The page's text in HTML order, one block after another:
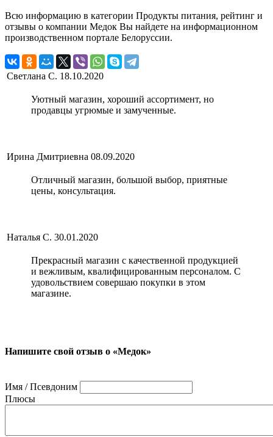
Всю информацию в категории Продукты питания, рейтинг и
отзывы о компании Медок Вы найдете на информационном
производственном портале Белоруссии.
Светлана С. 18.10.2020
Уютный магазин, хороший ассортимент, но
продавцы угрюмые и замученные.
Ирина Дмитриевна 08.09.2020
Отличный магазин, большой выбор, приятные
цены, консультация.
Наталья С. 30.01.2020
Прекрасный магазин с качественной продукцией
и вежливым, квалифицированным персоналом. С
удовольствием совершаю покупки в этом
магазине.
Напишите свой отзыв о «Медок»
Имя / Псевдоним
Плюсы